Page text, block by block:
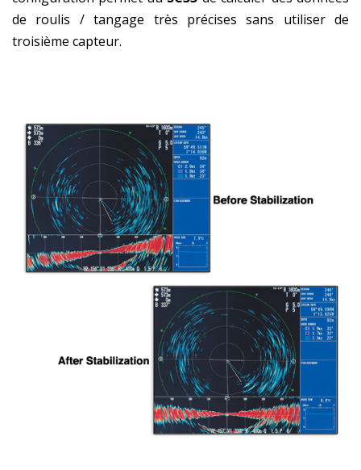
de roulis / tangage très précises sans utiliser de
troisième capteur.